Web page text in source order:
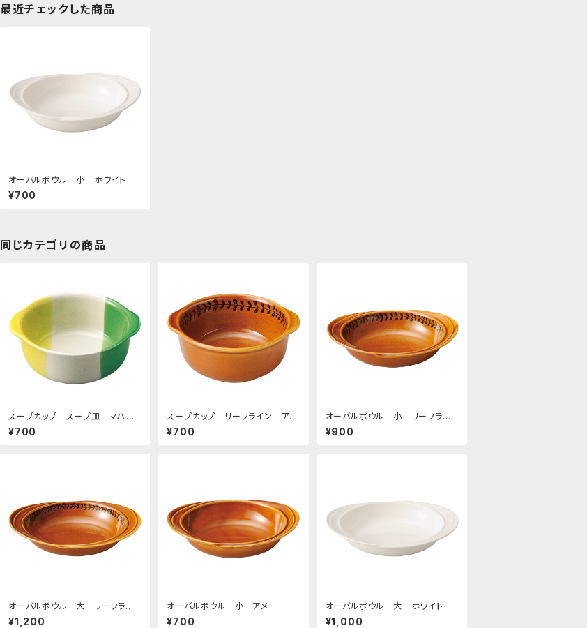
最近チェックした商品
オーバルボウル 小 ホワイト
¥700
同じカテゴリの商品
スープカップ スープ皿 マハラ
ジャ
¥700
スープカップ リーフライン ア
メ
¥700
オーバルボウル 小 リーフライ
ン アメ
¥900
オーバルボウル 大 リーフライ
ン アメ
¥1,200
オーバルボウル 小 アメ
¥700
オーバルボウル 大 ホワイト
¥1,000